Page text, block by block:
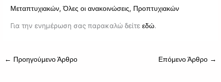
Μεταπτυχιακών,Όλες οι ανακοινώσεις, Προπτυχιακών
Για την ενημέρωση σας παρακαλώ δείτεεδώ.
← Προηγούμενο Άρθρο Επόμενο Άρθρο →